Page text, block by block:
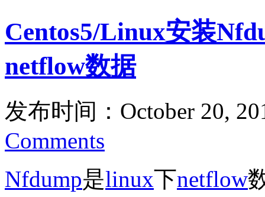
Centos5/Linux安装
netflow数据
发布时间：October 20,
Comments
Nfdump是linux下netflow